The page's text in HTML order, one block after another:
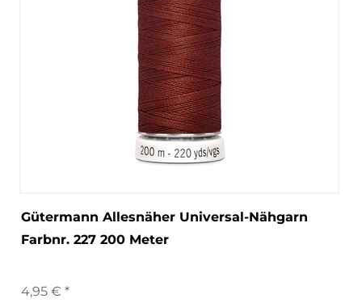
Gütermann Allesnäher Universal-Nähgarn
Farbnr. 227 200 Meter
4,95 € *